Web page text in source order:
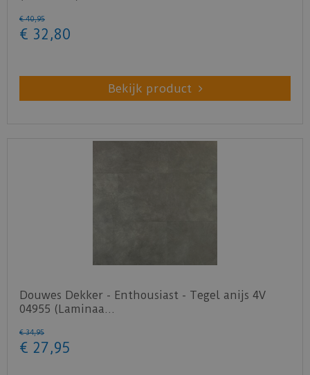
€ 40,95
€ 32 ,80
Bekijk product
Douwes Dekker - Enthousiast - Tegel anijs 4V
04955 (Laminaa…
€ 34,95
€ 27,95